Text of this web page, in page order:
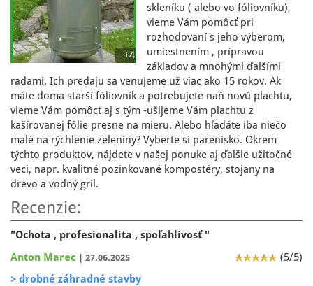
+4
skleníku ( alebo vo fóliovníku),
vieme Vám pomôcť pri
rozhodovaní s jeho výberom,
umiestnením , prípravou
základov a mnohými ďalšími
radami. Ich predaju sa venujeme už viac ako 15 rokov. Ak
máte doma starší fóliovník a potrebujete naň novú plachtu,
vieme Vám pomôcť aj s tým -ušijeme Vám plachtu z
kašírovanej fólie presne na mieru. Alebo hľadáte iba niečo
malé na rýchlenie zeleniny? Vyberte si parenisko. Okrem
týchto produktov, nájdete v našej ponuke aj ďalšie užitočné
veci, napr. kvalitné pozinkované kompostéry, stojany na
drevo a vodný gril.
Recenzie:
"Ochota , profesionalita , spoľahlivosť "
Anton Marec
| 27.06.2025
(5/5)
> drobné záhradné stavby